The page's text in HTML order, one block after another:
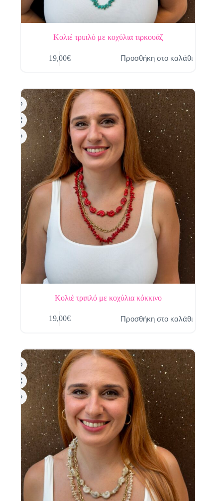
Κολιέ τριπλό με κοχύλια τιρκουάζ
19,00€ Προσθήκη στο καλάθι
Κολιέ τριπλό με κοχύλια κόκκινο
19,00€ Προσθήκη στο καλάθι